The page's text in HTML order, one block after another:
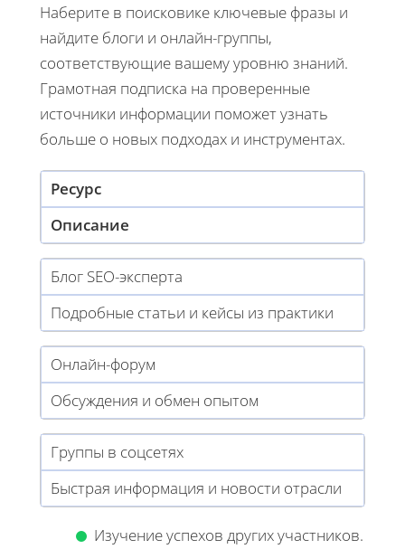
Наберите в поисковике ключевые фразы и
найдите блоги и онлайн-группы,
соответствующие вашему уровню знаний.
Грамотная подписка на проверенные
источники информации поможет узнать
больше о новых подходах и инструментах.
Ресурс
Описание
Блог SEO-эксперта
Подробные статьи и кейсы из практики
Онлайн-форум
Обсуждения и обмен опытом
Группы в соцсетях
Быстрая информация и новости отрасли
Изучение успехов других участников.